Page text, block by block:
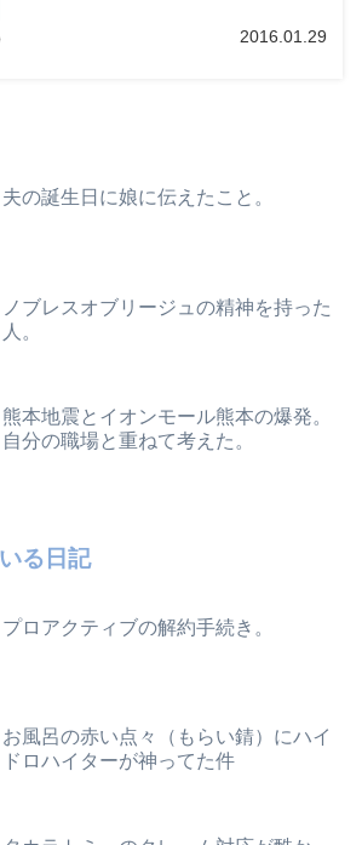
2016.01.29
夫の誕生日に娘に伝えたこと。
ノブレスオブリージュの精神を持った
人。
熊本地震とイオンモール熊本の爆発。
自分の職場と重ねて考えた。
る日記
プロアクティブの解約手続き。
お風呂の赤い点々（もらい錆）にハイ
ドロハイターが神ってた件